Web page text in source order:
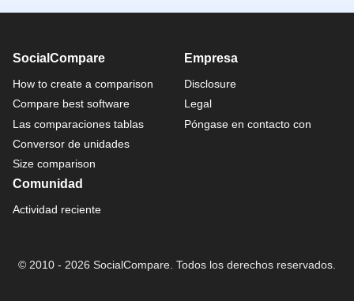
SocialCompare
How to create a comparison
Compare best software
Las comparaciones tablas
Conversor de unidades
Size comparison
Empresa
Disclosure
Legal
Póngase en contacto con
Comunidad
Actividad reciente
© 2010 - 2026 SocialCompare. Todos los derechos reservados.